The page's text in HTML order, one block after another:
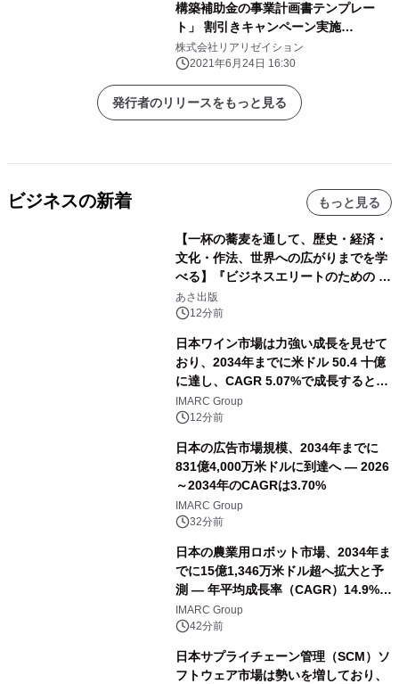
構築補助金の事業計画書テンプレー
ト」 割引きキャンペーン実施
【20％OFFクーポン配布】
株式会社リアリゼイション
2021年6月24日 16:30
発行者のリリースをもっと見る
ビジネスの新着 もっと見る
【一杯の蕎麦を通して、歴史・経済・
文化・作法、世界への広がりまでを学
べる】『ビジネスエリートのための 教
養としての蕎麦』2026年8月25日
（火）発売
あさ出版
12分前
日本ワイン市場は力強い成長を見せて
おり、2034年までに米ドル 50.4 十億
に達し、CAGR 5.07%で成長すると予
測
IMARC Group
12分前
日本の広告市場規模、2034年までに
831億4,000万米ドルに到達へ ― 2026
～2034年のCAGRは3.70%
IMARC Group
32分前
日本の農業用ロボット市場、2034年ま
でに15億1,346万米ドル超へ拡大と予
測 ― 年平均成長率（CAGR）14.9%を
記録
IMARC Group
42分前
日本サプライチェーン管理（SCM）ソ
フトウェア市場は勢いを増しており、